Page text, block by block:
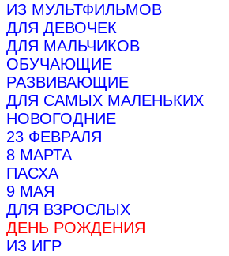
ИЗ МУЛЬТФИЛЬМОВ
ДЛЯ ДЕВОЧЕК
ДЛЯ МАЛЬЧИКОВ
ОБУЧАЮЩИЕ
РАЗВИВАЮЩИЕ
ДЛЯ САМЫХ МАЛЕНЬКИХ
НОВОГОДНИЕ
23 ФЕВРАЛЯ
8 МАРТА
ПАСХА
9 МАЯ
ДЛЯ ВЗРОСЛЫХ
ДЕНЬ РОЖДЕНИЯ
ИЗ ИГР